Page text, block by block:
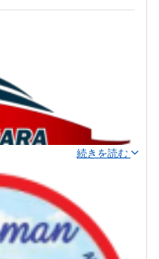
の探検を最大限に楽しむ
忘れないでください。
クラブとのエキサイテ
続きを読む